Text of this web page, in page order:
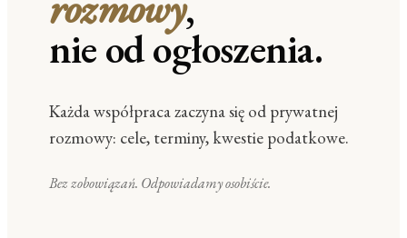
nie od ogłoszenia.
Każda współpraca zaczyna się od prywatnej
rozmowy: cele, terminy, kwestie podatkowe.
Bez zobowiązań. Odpowiadamy osobiście.